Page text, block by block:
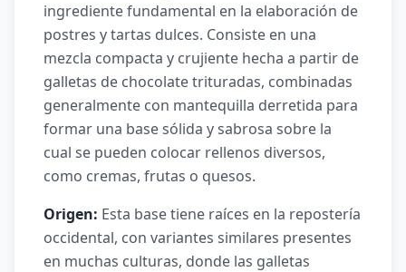
ingrediente fundamental en la elaboración de
postres y tartas dulces. Consiste en una
mezcla compacta y crujiente hecha a partir de
galletas de chocolate trituradas, combinadas
generalmente con mantequilla derretida para
formar una base sólida y sabrosa sobre la
cual se pueden colocar rellenos diversos,
como cremas, frutas o quesos.
Origen: Esta base tiene raíces en la repostería
occidental, con variantes similares presentes
en muchas culturas, donde las galletas